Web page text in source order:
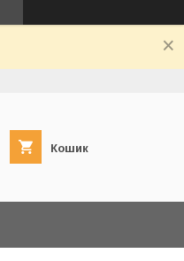
Кошик